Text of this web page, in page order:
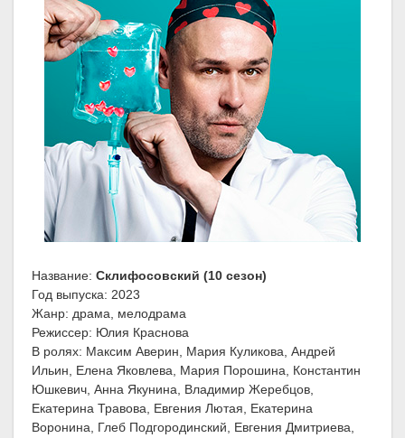
Название: Склифосовский (10 сезон)
Год выпуска: 2023
Жанр: драма, мелодрама
Режиссер: Юлия Краснова
В ролях: Максим Аверин, Мария Куликова, Андрей
Ильин, Елена Яковлева, Мария Порошина, Константин
Юшкевич, Анна Якунина, Владимир Жеребцов,
Екатерина Травова, Евгения Лютая, Екатерина
Воронина, Глеб Подгородинский, Евгения Дмитриева,